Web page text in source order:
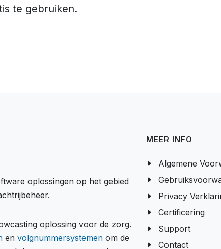
te gebruiken.
oplossingen op het gebied
oplossing voor de zorg.
en volgnummersystemen om de
MEER INFO
Algemene
Privacy
Certificering
Support
Contact